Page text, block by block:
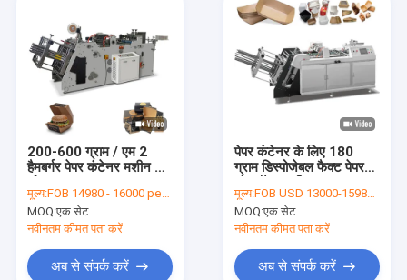
200-600 ग्राम / एम 2
हैमबर्गर पेपर कंटेनर मशीन कम
मूल्य:FOB 14980 - 16000 per set
MOQ:एक सेट
नवीनतम कीमत पता करें
अब से संपर्क करें
पेपर कंटेनर के लिए 180
ग्राम डिस्पोजेबल फैक्ट पेपर
मूल्य:FOB USD 13000-15980 per set
MOQ:एक सेट
नवीनतम कीमत पता करें
अब से संपर्क करें